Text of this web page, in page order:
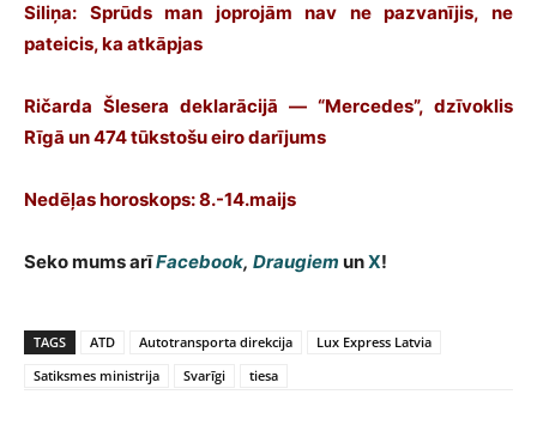
Siliņa: Sprūds man joprojām nav ne pazvanījis, ne
pateicis, ka atkāpjas
Ričarda Šlesera deklarācijā — “Mercedes”, dzīvoklis
Rīgā un 474 tūkstošu eiro darījums
Nedēļas horoskops: 8.-14.maijs
Seko mums arīFacebook, Draugiem unX!
TAGS ATD Autotransporta direkcija
Lux Express Latvia
Satiksmes ministrija
Svarīgi tiesa